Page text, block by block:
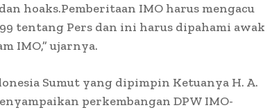
hoaks.Pemberitaan IMO harus mengacu
tentang Pers dan ini harus dipahami awak
IMO,” ujarnya.
Sumut yang dipimpin Ketuanya H. A.
perkembangan DPW IMO-